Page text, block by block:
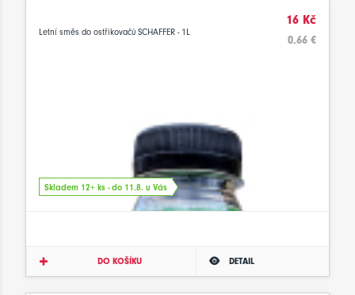
Letní směs do ostřikovačů SCHAFFER - 1L
16 Kč
0.66 €
Skladem 12+ ks - do 11.8. u Vás
DO KOŠÍKU DETAIL